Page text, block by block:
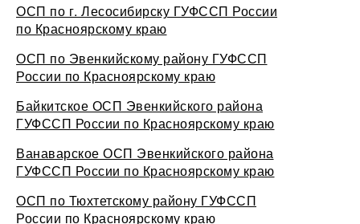
ОСП по г. Лесосибирску ГУФССП России
по Красноярскому краю
ОСП по Эвенкийскому району ГУФССП
России по Красноярскому краю
Байкитское ОСП Эвенкийского района
ГУФССП России по Красноярскому краю
Ванаварское ОСП Эвенкийского района
ГУФССП России по Красноярскому краю
ОСП по Тюхтетскому району ГУФССП
России по Красноярскому краю